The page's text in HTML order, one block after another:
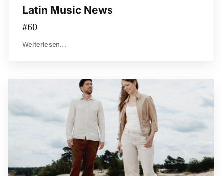
Latin Music News
#60
Weiterlesen...